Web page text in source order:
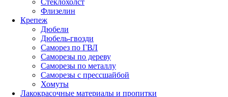
Флизелин
Крепеж
Дюбели
Дюбель-гвозди
Саморез по ГВЛ
Саморезы по дереву
Саморезы по металлу
Саморезы с прессшайбой
Хомуты
Лакокрасочные материалы и пропитки